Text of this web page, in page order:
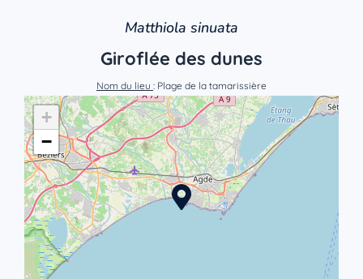
Matthiola sinuata
Giroflée des dunes
Nom du lieu : Plage de la tamarissière
+
−